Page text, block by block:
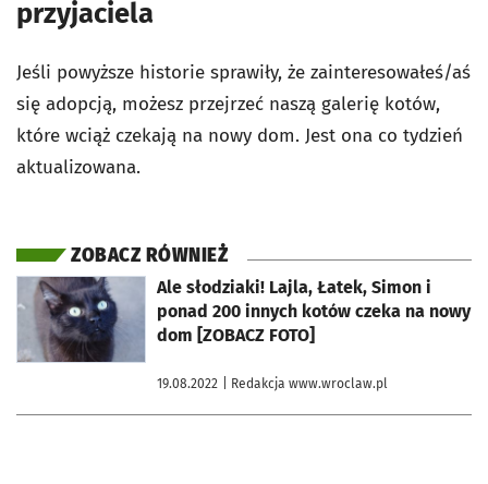
przyjaciela
Jeśli powyższe historie sprawiły, że zainteresowałeś/aś
się adopcją, możesz przejrzeć naszą galerię kotów,
które wciąż czekają na nowy dom. Jest ona co tydzień
aktualizowana.
ZOBACZ RÓWNIEŻ
Ale słodziaki! Lajla, Łatek, Simon i
ponad 200 innych kotów czeka na nowy
dom [ZOBACZ FOTO]
19.08.2022 | Redakcja www.wroclaw.pl
otworzy się w nowej karcie